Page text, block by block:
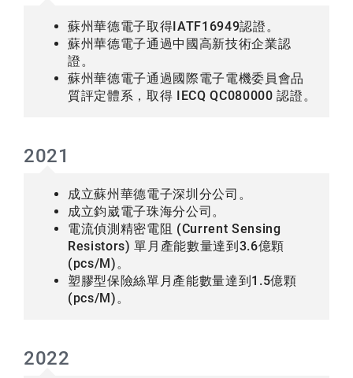
蘇州華德電子取得IATF16949認證。
蘇州華德電子通過中國高新技術企業認
證。
蘇州華德電子通過國際電子電機委員會品
質評定體系，取得 IECQ QC080000 認證。
2021
成立蘇州華德電子深圳分公司。
成立鈞崴電子珠海分公司。
電流偵測精密電阻 (Current Sensing
Resistors) 單月產能數量達到3.6億顆
(pcs/M)。
塑膠型保險絲單月產能數量達到1.5億顆
(pcs/M)。
2022